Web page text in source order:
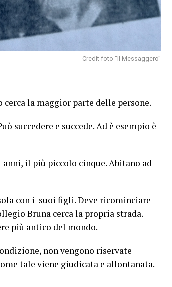
Credit foto "Il Messaggero"
la maggior parte delle persone.
succedere e succede. Ad è esempio è
il più piccolo cinque. Abitano ad
con i suoi figli. Deve ricominciare
Bruna cerca la propria strada.
più antico del mondo.
non vengono riservate
tale viene giudicata e allontanata.